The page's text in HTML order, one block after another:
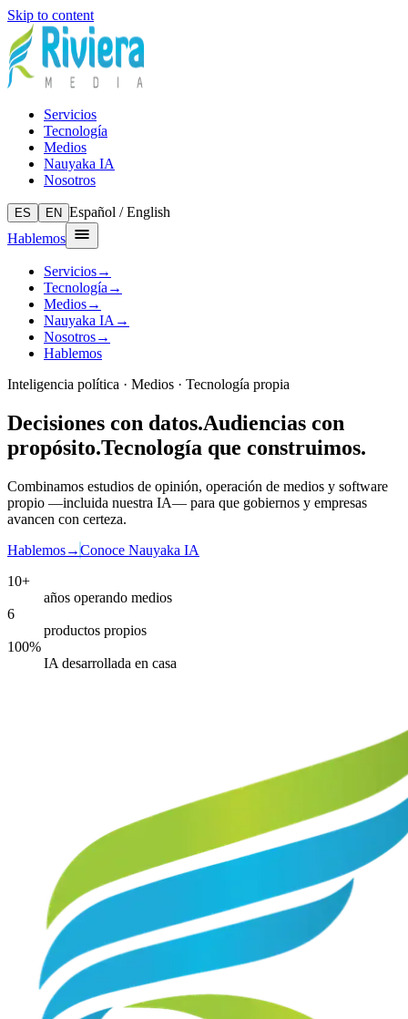
Skip to content
Servicios
Tecnología
Medios
Nauyaka IA
Nosotros
ES EN Español / English
Hablemos
Servicios→
Tecnología →
Medios→
Nauyaka IA →
Nosotros→
Hablemos
Inteligencia política · Medios · Tecnología propia
Decisiones con datos.Audiencias con
propósito.Tecnología que construimos.
Combinamos estudios de opinión, operación de medios y software
propio —incluida nuestra IA— para que gobiernos y empresas
avancen con certeza.
Hablemos→Conoce Nauyaka IA
10+
años operando medios
6
productos propios
100%
IA desarrollada en casa